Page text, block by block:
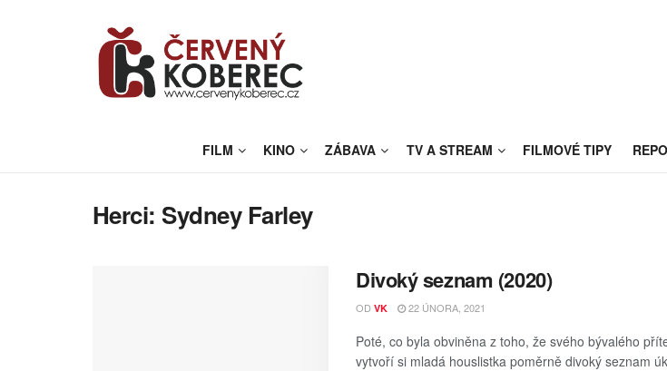
FILM KINO ZÁBAVA TV A STREAM FILMOVÉ TIPY
Herci: Sydney Farley
Divoký seznam (2020)
OD VK 22 ÚNORA, 2021
Poté, co byla obviněna z toho, že svého bývalého
vytvoří si mladá houslistka poměrně divoký seznam